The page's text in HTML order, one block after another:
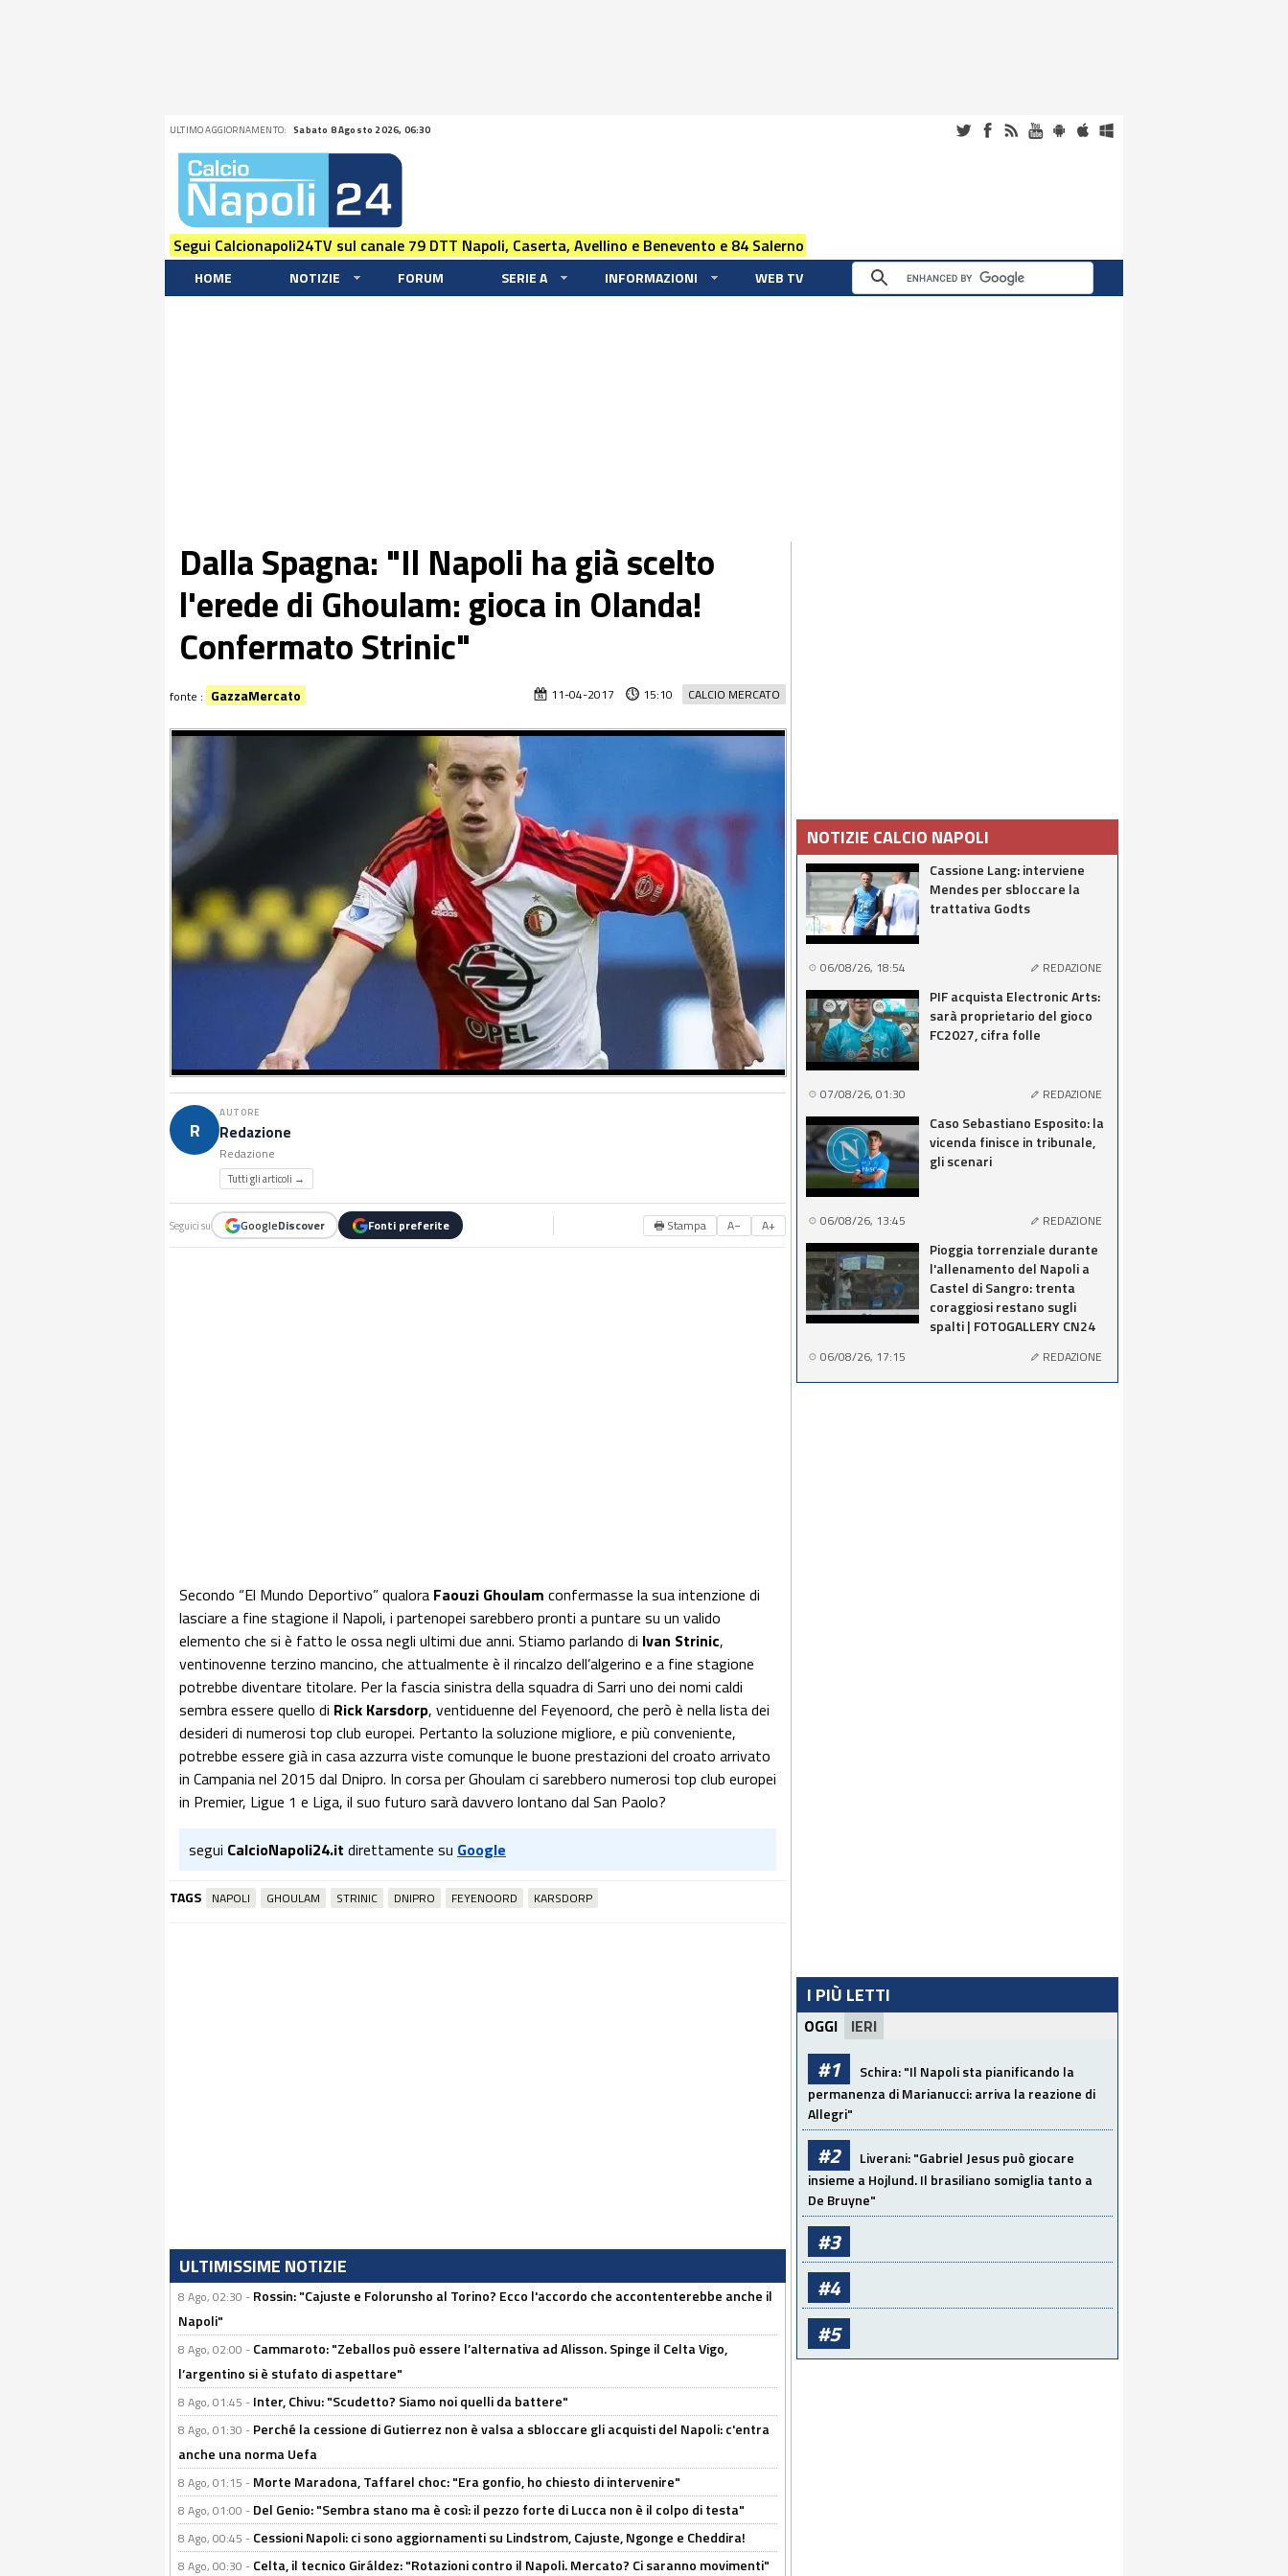
ULTIMO AGGIORNAMENTO: Sabato 8 Agosto 2026, 06:30
Segui Calcionapoli24TV sul canale 79 DTT Napoli, Caserta, Avellino e Benevento e 84 Salerno
HOME NOTIZIE FORUM SERIE A INFORMAZIONI WEB TV
Dalla Spagna: "Il Napoli ha già scelto
l'erede di Ghoulam: gioca in Olanda!
Confermato Strinic"
CALCIO MERCATO
11-04-2017 15:10
fonte : GazzaMercato
R
AUTORE
Redazione
Redazione
Tutti gli articoli →
Seguici su GoogleDiscover Fonti preferite 🖶 Stampa A− A+
Secondo “El Mundo Deportivo” qualora Faouzi Ghoulam confermasse la sua intenzione di
lasciare a fine stagione il Napoli, i partenopei sarebbero pronti a puntare su un valido
elemento che si è fatto le ossa negli ultimi due anni. Stiamo parlando di Ivan Strinic,
ventinovenne terzino mancino, che attualmente è il rincalzo dell’algerino e a fine stagione
potrebbe diventare titolare. Per la fascia sinistra della squadra di Sarri uno dei nomi caldi
sembra essere quello di Rick Karsdorp, ventiduenne del Feyenoord, che però è nella lista dei
desideri di numerosi top club europei. Pertanto la soluzione migliore, e più conveniente,
potrebbe essere già in casa azzurra viste comunque le buone prestazioni del croato arrivato
in Campania nel 2015 dal Dnipro. In corsa per Ghoulam ci sarebbero numerosi top club europei
in Premier, Ligue 1 e Liga, il suo futuro sarà davvero lontano dal San Paolo?
segui CalcioNapoli24.it direttamente su Google
TAGS NAPOLI GHOULAM STRINIC DNIPRO FEYENOORD KARSDORP
ULTIMISSIME NOTIZIE
8 Ago, 02:30 - Rossin: "Cajuste e Folorunsho al Torino? Ecco l'accordo che accontenterebbe anche il
Napoli"
8 Ago, 02:00 - Cammaroto: "Zeballos può essere l’alternativa ad Alisson. Spinge il Celta Vigo,
l’argentino si è stufato di aspettare"
8 Ago, 01:45 - Inter, Chivu: "Scudetto? Siamo noi quelli da battere"
8 Ago, 01:30 - Perché la cessione di Gutierrez non è valsa a sbloccare gli acquisti del Napoli: c'entra
anche una norma Uefa
8 Ago, 01:15 - Morte Maradona, Taffarel choc: "Era gonfio, ho chiesto di intervenire"
8 Ago, 01:00 - Del Genio: "Sembra stano ma è così: il pezzo forte di Lucca non è il colpo di testa"
8 Ago, 00:45 - Cessioni Napoli: ci sono aggiornamenti su Lindstrom, Cajuste, Ngonge e Cheddira!
8 Ago, 00:30 - Celta, il tecnico Giráldez: "Rotazioni contro il Napoli. Mercato? Ci saranno movimenti"
NOTIZIE CALCIO NAPOLI
Cassione Lang: interviene
Mendes per sbloccare la
trattativa Godts
06/08/26, 18:54 REDAZIONE
PIF acquista Electronic Arts:
sarà proprietario del gioco
FC2027, cifra folle
07/08/26, 01:30 REDAZIONE
Caso Sebastiano Esposito: la
vicenda finisce in tribunale,
gli scenari
06/08/26, 13:45 REDAZIONE
Pioggia torrenziale durante
l'allenamento del Napoli a
Castel di Sangro: trenta
coraggiosi restano sugli
spalti | FOTOGALLERY CN24
06/08/26, 17:15 REDAZIONE
I PIÙ LETTI
OGGI IERI
#1
Schira: "Il Napoli sta pianificando la
permanenza di Marianucci: arriva la reazione di
Allegri"
#2
Liverani: "Gabriel Jesus può giocare
insieme a Hojlund. Il brasiliano somiglia tanto a
De Bruyne"
#3
#4
#5